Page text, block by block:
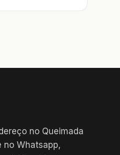
no Queimada
no Whatsapp,